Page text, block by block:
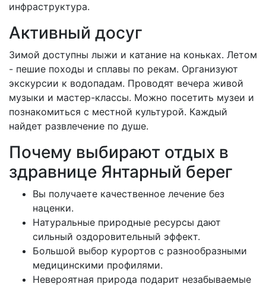
инфраструктура.
Активный досуг
Зимой доступны лыжи и катание на коньках. Летом
- пешие походы и сплавы по рекам. Организуют
экскурсии к водопадам. Проводят вечера живой
музыки и мастер-классы. Можно посетить музеи и
познакомиться с местной культурой. Каждый
найдет развлечение по душе.
Почему выбирают отдых в
здравнице Янтарный берег
Вы получаете качественное лечение без
наценки.
Натуральные природные ресурсы дают
сильный оздоровительный эффект.
Большой выбор курортов с разнообразными
медицинскими профилями.
Невероятная природа подарит незабываемые